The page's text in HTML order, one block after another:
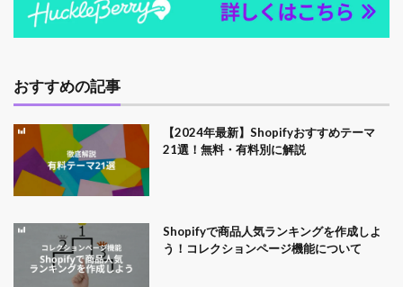
おすすめの記事
【2024年最新】Shopifyおすすめテーマ
21選！無料・有料別に解説
Shopifyで商品人気ランキングを作成しよ
う！コレクションページ機能について